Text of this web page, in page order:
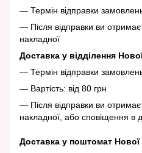
— Термін відправки
— Після відправки ви
накладної
Доставка у відділення
— Термін відправки
— Вартість: від 80 грн
— Після відправки ви
накладної, або сповіщення в
Доставка у поштомат